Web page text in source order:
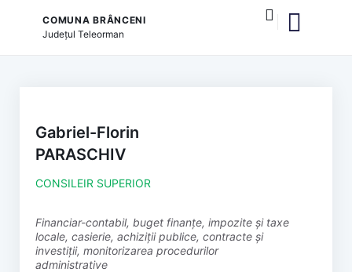
COMUNA BRÂNCENI
JudețulTeleorman
Gabriel-Florin
PARASCHIV
CONSILEIR SUPERIOR
Financiar-contabil, buget finanțe, impozite și taxe
locale, casierie, achiziții publice, contracte și
investiții, monitorizarea procedurilor
administrative